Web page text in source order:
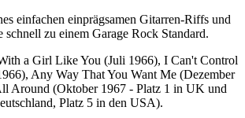
einfachen einprägsamen Gitarren-Riffs und
zu einem Garage Rock Standard.
a Girl Like You (Juli 1966), I Can't Control
Any Way That You Want Me (Dezember
Around (Oktober 1967 - Platz 1 in UK und
Platz 5 in den USA).